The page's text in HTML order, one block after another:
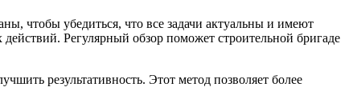
чтобы убедиться, что все задачи актуальны и имеют
Регулярный обзор поможет строительной бригаде
результативность. Этот метод позволяет более